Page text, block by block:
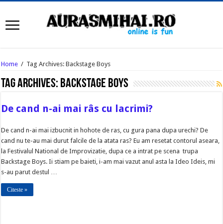
Home / Tag Archives: Backstage Boys
Tag Archives: Backstage Boys
De cand n-ai mai râs cu lacrimi?
De cand n-ai mai izbucnit in hohote de ras, cu gura pana dupa urechi? De
cand nu te-au mai durut falcile de la atata ras? Eu am resetat contorul aseara,
la Festivalul National de Improvizatie, dupa ce a intrat pe scena trupa
Backstage Boys. Ii stiam pe baieti, i-am mai vazut anul asta la Ideo Ideis, mi
s-au parut destul …
Citeste »